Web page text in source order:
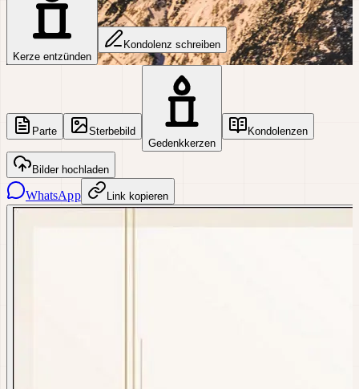
Kerze entzünden
Kondolenz schreiben
Parte
Sterbebild
Gedenkkerzen
Kondolenzen
Bilder hochladen
WhatsApp Link kopieren